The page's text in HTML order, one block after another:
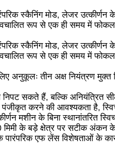
स्कैनिंग मोड, लेजर
रूप से एक ही समय में
स्कैनिंग मोड, लेजर
रूप से एक ही समय में
अनुकूलः तीन अक्ष नियंत्रण
निपट सकते हैं, बल्कि अनियंत्रित
करने की आवश्यकता है,
मशीन के बिना स्थानांतरित
मिमी के बड़े क्षेत्र पर सटीक अंकन
एफ लेंस विशेषताओं के